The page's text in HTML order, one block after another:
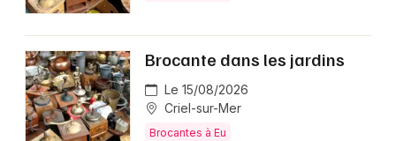
76 - Seine-Maritime
Mon email
Je m'abonne
Brocante dans les jardins
Le 15/08/2026
Criel-sur-Mer
Brocantes à Eu